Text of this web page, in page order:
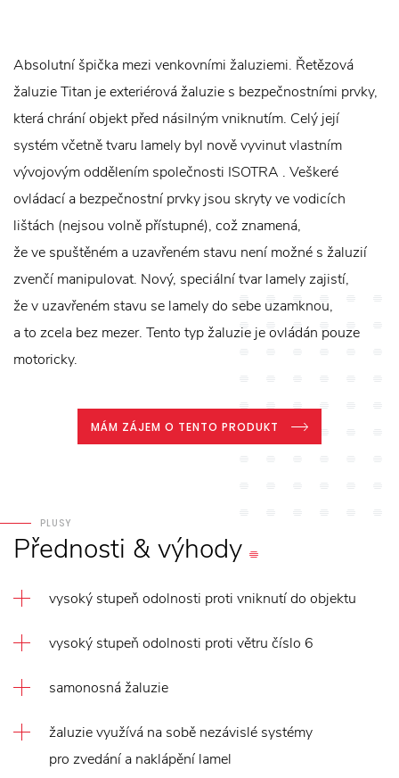
Absolutní špička mezi venkovními žaluziemi. Řetězová
žaluzie Titan je exteriérová žaluzie s bezpečnostními prvky,
která chrání objekt před násilným vniknutím. Celý její
systém včetně tvaru lamely byl nově vyvinut vlastním
vývojovým oddělením společnosti ISOTRA . Veškeré
ovládací a bezpečnostní prvky jsou skryty ve vodicích
lištách (nejsou volně přístupné), což znamená,
že ve spuštěném a uzavřeném stavu není možné s žaluzií
zvenčí manipulovat. Nový, speciální tvar lamely zajistí,
že v uzavřeném stavu se lamely do sebe uzamknou,
a to zcela bez mezer. Tento typ žaluzie je ovládán pouze
motoricky.
MÁM ZÁJEM O TENTO PRODUKT
PLUSY
Přednosti &výhody
vysoký stupeň odolnosti proti vniknutí do objektu
vysoký stupeň odolnosti proti větru číslo 6
samonosná žaluzie
žaluzie využívá na sobě nezávislé systémy
pro zvedání a naklápění lamel